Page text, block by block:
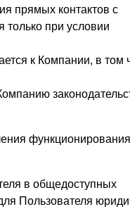
прямых контактов с
при условии
к Компании, в том
в общедоступных
Пользователя